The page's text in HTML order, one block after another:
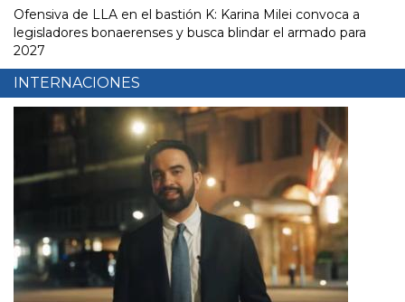
Ofensiva de LLA en el bastión K: Karina Milei convoca a
legisladores bonaerenses y busca blindar el armado para
2027
INTERNACIONES